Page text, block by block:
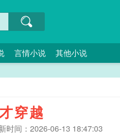
言情小说 其他小说
穿越
时间：2026-06-13 18:47:03